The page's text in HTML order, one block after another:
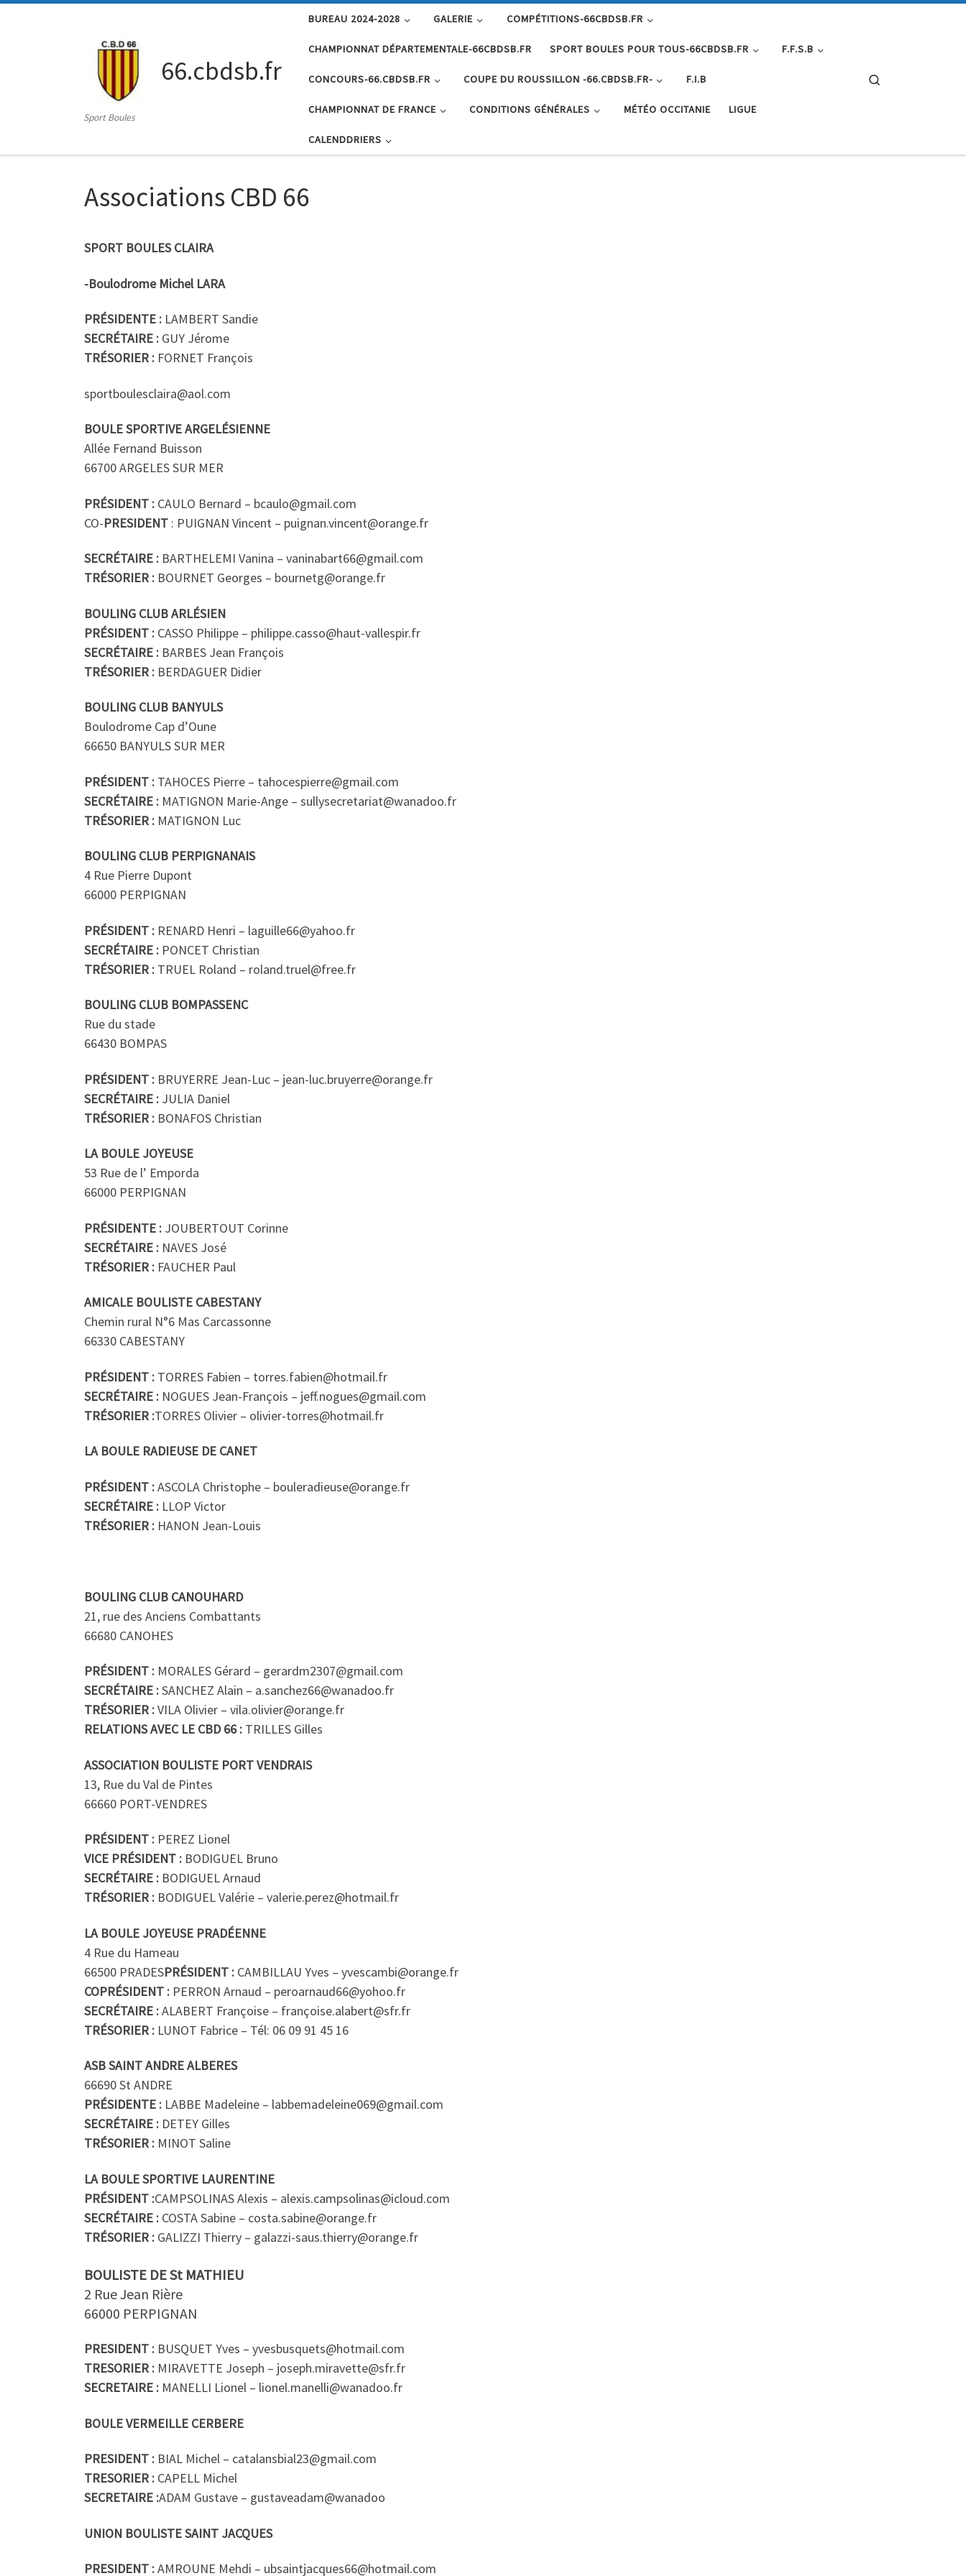
66.cbdsb.fr
Sport Boules
BUREAU 2024-2028 GALERIE COMPÉTITIONS-66CBDSB.FR
CHAMPIONNAT DÉPARTEMENTALE-66CBDSB.FR SPORT BOULES POUR TOUS-66CBDSB.FR F.F.S.B
CONCOURS-66.CBDSB.FR COUPE DU ROUSSILLON -66.CBDSB.FR- F.I.B
CHAMPIONNAT DE FRANCE CONDITIONS GÉNÉRALES MÉTÉO OCCITANIE LIGUE
CALENDDRIERS
Associations CBD 66
SPORT BOULES CLAIRA
-Boulodrome Michel LARA
PRÉSIDENTE : LAMBERT Sandie
SECRÉTAIRE : GUY Jérome
TRÉSORIER : FORNET François
sportboulesclaira@aol.com
BOULE SPORTIVE ARGELÉSIENNE
Allée Fernand Buisson
66700 ARGELES SUR MER
PRÉSIDENT : CAULO Bernard – bcaulo@gmail.com
CO-PRESIDENT : PUIGNAN Vincent – puignan.vincent@orange.fr
SECRÉTAIRE : BARTHELEMI Vanina – vaninabart66@gmail.com
TRÉSORIER : BOURNET Georges – bournetg@orange.fr
BOULING CLUB ARLÉSIEN
PRÉSIDENT : CASSO Philippe – philippe.casso@haut-vallespir.fr
SECRÉTAIRE : BARBES Jean François
TRÉSORIER : BERDAGUER Didier
BOULING CLUB BANYULS
Boulodrome Cap d’Oune
66650 BANYULS SUR MER
PRÉSIDENT : TAHOCES Pierre – tahocespierre@gmail.com
SECRÉTAIRE : MATIGNON Marie-Ange – sullysecretariat@wanadoo.fr
TRÉSORIER : MATIGNON Luc
BOULING CLUB PERPIGNANAIS
4 Rue Pierre Dupont
66000 PERPIGNAN
PRÉSIDENT : RENARD Henri – laguille66@yahoo.fr
SECRÉTAIRE : PONCET Christian
TRÉSORIER : TRUEL Roland – roland.truel@free.fr
BOULING CLUB BOMPASSENC
Rue du stade
66430 BOMPAS
PRÉSIDENT : BRUYERRE Jean-Luc – jean-luc.bruyerre@orange.fr
SECRÉTAIRE : JULIA Daniel
TRÉSORIER : BONAFOS Christian
LA BOULE JOYEUSE
53 Rue de l’ Emporda
66000 PERPIGNAN
PRÉSIDENTE : JOUBERTOUT Corinne
SECRÉTAIRE : NAVES José
TRÉSORIER : FAUCHER Paul
AMICALE BOULISTE CABESTANY
Chemin rural N°6 Mas Carcassonne
66330 CABESTANY
PRÉSIDENT : TORRES Fabien – torres.fabien@hotmail.fr
SECRÉTAIRE : NOGUES Jean-François – jeff.nogues@gmail.com
TRÉSORIER :TORRES Olivier – olivier-torres@hotmail.fr
LA BOULE RADIEUSE DE CANET
PRÉSIDENT :ASCOLA Christophe – bouleradieuse@orange.fr
SECRÉTAIRE : LLOP Victor
TRÉSORIER : HANON Jean-Louis
BOULING CLUB CANOUHARD
21, rue des Anciens Combattants
66680 CANOHES
PRÉSIDENT : MORALES Gérard – gerardm2307@gmail.com
SECRÉTAIRE :SANCHEZ Alain – a.sanchez66@wanadoo.fr
TRÉSORIER :VILA Olivier – vila.olivier@orange.fr
RELATIONS AVEC LE CBD 66 : TRILLES Gilles
ASSOCIATION BOULISTE PORT VENDRAIS
13, Rue du Val de Pintes
66660 PORT-VENDRES
PRÉSIDENT : PEREZ Lionel
VICE PRÉSIDENT : BODIGUEL Bruno
SECRÉTAIRE : BODIGUEL Arnaud
TRÉSORIER : BODIGUEL Valérie – valerie.perez@hotmail.fr
LA BOULE JOYEUSE PRADÉENNE
4 Rue du Hameau
66500 PRADESPRÉSIDENT : CAMBILLAU Yves – yvescambi@orange.fr
COPRÉSIDENT : PERRON Arnaud – peroarnaud66@yohoo.fr
SECRÉTAIRE :ALABERT Françoise – françoise.alabert@sfr.fr
TRÉSORIER : LUNOT Fabrice – Tél: 06 09 91 45 16
ASB SAINT ANDREALBERES
66690 St ANDRE
PRÉSIDENTE : LABBE Madeleine – labbemadeleine069@gmail.com
SECRÉTAIRE : DETEY Gilles
TRÉSORIER : MINOT Saline
LA BOULE SPORTIVE LAURENTINE
PRÉSIDENT :CAMPSOLINAS Alexis – alexis.campsolinas@icloud.com
SECRÉTAIRE : COSTA Sabine – costa.sabine@orange.fr
TRÉSORIER : GALIZZI Thierry – galazzi-saus.thierry@orange.fr
BOULISTE DE St MATHIEU
2 Rue Jean Rière
66000 PERPIGNAN
PRESIDENT : BUSQUET Yves – yvesbusquets@hotmail.com
TRESORIER : MIRAVETTE Joseph – joseph.miravette@sfr.fr
SECRETAIRE : MANELLI Lionel – lionel.manelli@wanadoo.fr
BOULE VERMEILLE CERBERE
PRESIDENT : BIAL Michel – catalansbial23@gmail.com
TRESORIER : CAPELL Michel
SECRETAIRE :ADAM Gustave – gustaveadam@wanadoo
UNION BOULISTE SAINT JACQUES
PRESIDENT :AMROUNE Mehdi – ubsaintjacques66@hotmail.com